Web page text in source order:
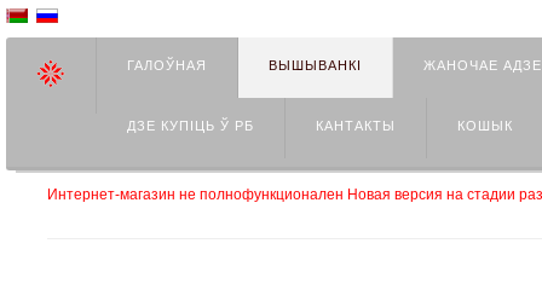
ГАЛОЎНАЯ ВЫШЫВАНКІ ЖАНОЧАЕ
ДЗЕ КУПIЦЬ Ў РБ КАНТАКТЫ КОШЫК
Интернет-магазин не полнофункционален Новая версия на стадии